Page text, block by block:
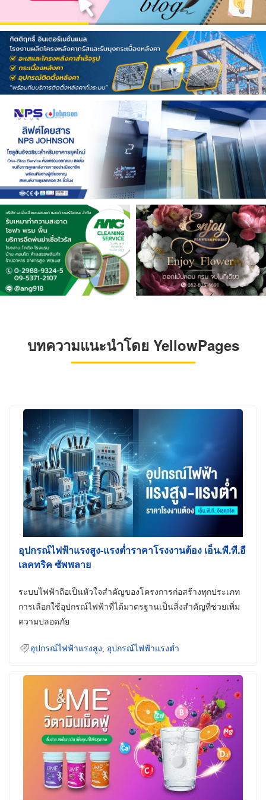
บทความแนะนำโดย YellowPages
อุปกรณ์ไฟฟ้าแรงสูง-แรงต่ำราคาโรงงานต้อง เอ็น.พี.ที.อี
เลคทริค ซัพพลาย
ระบบไฟฟ้าถือเป็นหัวใจสำคัญของโครงการก่อสร้างทุกประเภท
การเลือกใช้อุปกรณ์ไฟฟ้าที่ได้มาตรฐานเป็นสิ่งสำคัญที่ช่วยเพิ่ม
ความปลอดภัย
อุปกรณ์ไฟฟ้าแรงสูง อุปกรณ์ไฟฟ้าแรงต่ำ